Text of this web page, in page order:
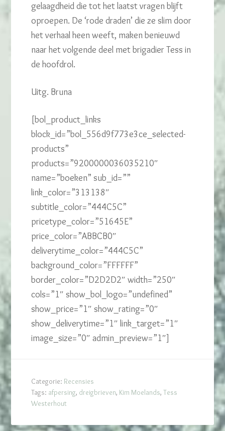
gelaagdheid die tot het laatst vragen blijft
oproepen. De ‘rode draden’ die ze slim door
het verhaal heen weeft, maken benieuwd
naar het volgende deel met brigadier Tess in
de hoofdrol.
Uitg. Bruna
[bol_product_links
block_id=”bol_556d9f773e3ce_selected-
products”
products=”9200000036035210″
name=”boeken” sub_id=””
link_color=”313138″
subtitle_color=”444C5C”
pricetype_color=”51645E”
price_color=”ABBCB0″
deliverytime_color=”444C5C”
background_color=”FFFFFF”
border_color=”D2D2D2″ width=”250″
cols=”1″ show_bol_logo=”undefined”
show_price=”1″ show_rating=”0″
show_deliverytime=”1″ link_target=”1″
image_size=”0″ admin_preview=”1″]
Categorie: Recensies
Tags: afpersing, dreigbrieven, Kim Moelands,Tess
Westerhout